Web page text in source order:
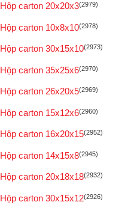
Hộp carton 20x20x3(2979)
Hộp carton 10x8x10(2978)
Hộp carton 30x15x10(2973)
Hộp carton 35x25x6(2970)
Hộp carton 26x20x5(2969)
Hộp carton 15x12x6(2960)
Hộp carton 16x20x15(2952)
Hộp carton 14x15x8(2945)
Hộp carton 20x18x18(2932)
Hộp carton 30x15x12(2926)